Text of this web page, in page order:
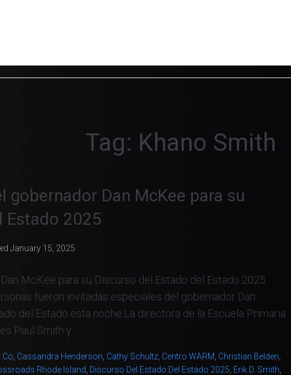
Tag: Khano Smith
gobernador Dan McKee para su
Estado 2025
January 15, 2025
McKee para su Discurso del Estado del Estado 2025
fueron invitadas especiales del gobernador Dan
del Estado esta noche:La directora de la Escuela Primaria
Paul Smith y...
Co Cassandra Henderson Cathy Schultz Centro WARM Christian Belden
Rhode Island Discurso Del Estado Del Estado 2025 Erik D. Smith